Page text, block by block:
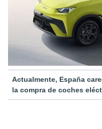
Actualmente, España
la compra de coches